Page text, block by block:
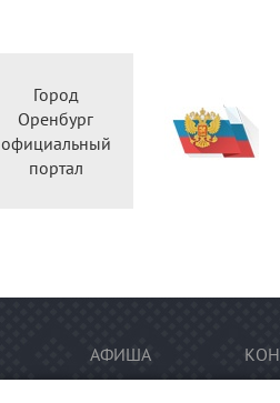
Город
Оренбург
официальный
портал
АФИША